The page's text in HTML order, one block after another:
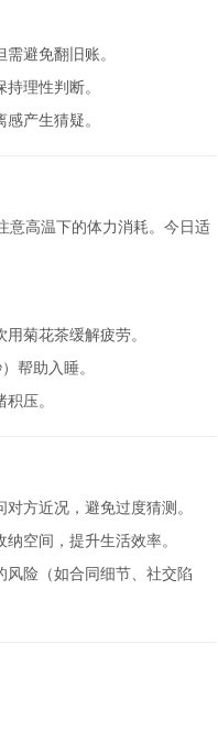
避免翻旧账。
理性判断。
产生猜疑。
意高温下的体力消耗。今日适
菊花茶缓解疲劳。
帮助入睡。
压。
方近况，避免过度猜测。
空间，提升生活效率。
险（如合同细节、社交陷